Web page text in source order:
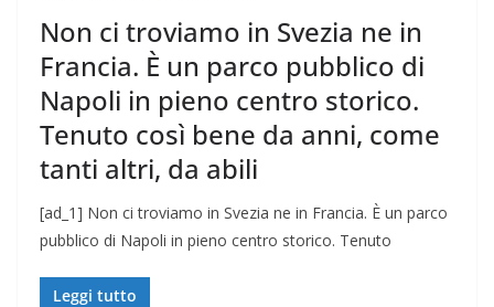
Non ci troviamo in Svezia ne in
Francia. È un parco pubblico di
Napoli in pieno centro storico.
Tenuto così bene da anni, come
tanti altri, da abili
[ad_1] Non ci troviamo in Svezia ne in Francia. È un parco
pubblico di Napoli in pieno centro storico. Tenuto
Leggi tutto